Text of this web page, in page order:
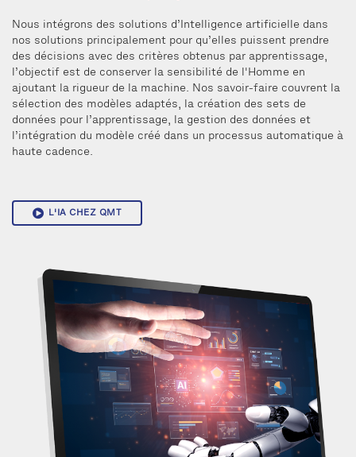
Nous intégrons des solutions d’Intelligence artificielle dans
nos solutions principalement pour qu’elles puissent prendre
des décisions avec des critères obtenus par apprentissage,
l’objectif est de conserver la sensibilité de l'Homme en
ajoutant la rigueur de la machine. Nos savoir-faire couvrent la
sélection des modèles adaptés, la création des sets de
données pour l’apprentissage, la gestion des données et
l’intégration du modèle créé dans un processus automatique à
haute cadence.
L'IA CHEZ QMT